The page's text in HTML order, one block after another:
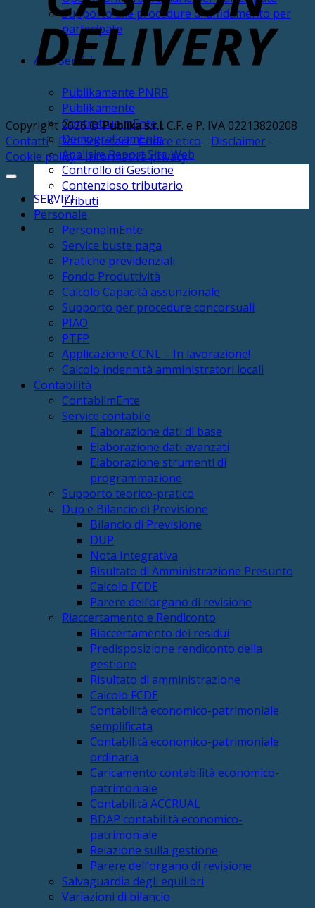
Supporto alle procedure di affidamento per
partecipate
Altri Servizi
Publikamente PNRR
Publikamente
ContrattualmEnte
DemograficamEnte
Analisi e Report Sito Web
Controllo di Gestione
Contenzioso tributario
Tributi
Copyright 2026 ©Publika s.r.l. C.F. e P. IVA 02213820208
Contatti- Dati Societari-Codice etico - Disclaimer -
Cookie policy-Informativa privacy
SERVIZI
Personale
PersonalmEnte
Service buste paga
Pratiche previdenziali
Fondo Produttività
Calcolo Capacità assunzionale
Supporto per procedure concorsuali
PIAO
PTFP
Applicazione CCNL – In lavorazione!
Calcolo indennità amministratori locali
Contabilità
ContabilmEnte
Service contabile
Elaborazione dati di base
Elaborazione dati avanzati
Elaborazione strumenti di
programmazione
Supporto teorico-pratico
Dup e Bilancio di Previsione
Bilancio di Previsione
DUP
Nota Integrativa
Risultato di Amministrazione Presunto
Calcolo FCDE
Parere dell’organo di revisione
Riaccertamento e Rendiconto
Riaccertamento dei residui
Predisposizione rendiconto della
gestione
Risultato di amministrazione
Calcolo FCDE
Contabilità economico-patrimoniale
semplificata
Contabilità economico-patrimoniale
ordinaria
Caricamento contabilità economico-
patrimoniale
Contabilità ACCRUAL
BDAP contabilità economico-
patrimoniale
Relazione sulla gestione
Parere dell’organo di revisione
Salvaguardia degli equilibri
Variazioni di bilancio